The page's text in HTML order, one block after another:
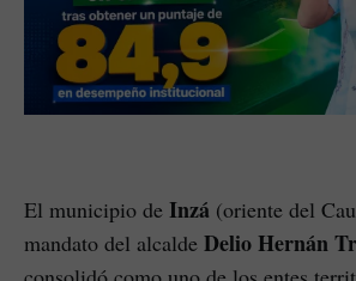
El municipio de Inzá (oriente del
mandato del alcalde Delio Hernán